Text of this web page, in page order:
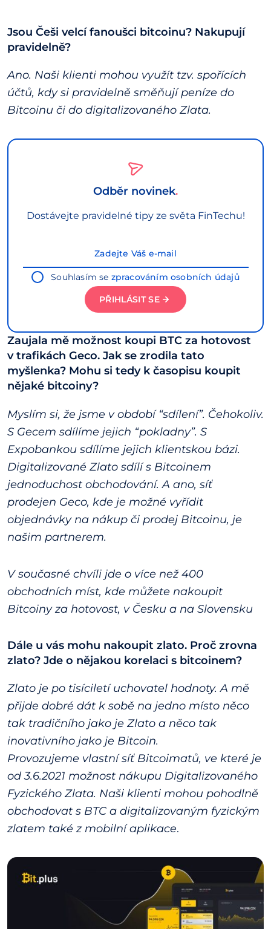
Jsou Češi velcí fanoušci bitcoinu? Nakupují
pravidelně?
Ano. Naši klienti mohou využít tzv. spořících
účtů, kdy si pravidelně směňují peníze do
Bitcoinu či do digitalizovaného Zlata.
Odběr novinek
Dostávejte pravidelné tipy ze světa FinTechu!
Souhlasím se zpracováním osobních údajů
PŘIHLÁSIT SE
Zaujala mě možnost koupi BTC za hotovost
v trafikách Geco. Jak se zrodila tato
myšlenka? Mohu si tedy k časopisu koupit
nějaké bitcoiny?
Myslím si, že jsme v období “sdílení”. Čehokoliv.
S Gecem sdílíme jejich “pokladny”. S
Expobankou sdílíme jejich klientskou bázi.
Digitalizované Zlato sdílí s Bitcoinem
jednoduchost obchodování. A ano, síť
prodejen Geco, kde je možné vyřídit
objednávky na nákup či prodej Bitcoinu, je
našim partnerem.
V současné chvíli jde o více než 400
obchodních míst, kde můžete nakoupit
Bitcoiny za hotovost, v Česku a na Slovensku
Dále u vás mohu nakoupit zlato. Proč zrovna
zlato? Jde o nějakou korelaci s bitcoinem?
Zlato je po tisíciletí uchovatel hodnoty. A mě
přijde dobré dát k sobě na jedno místo něco
tak tradičního jako je Zlato a něco tak
inovativního jako je Bitcoin.
Provozujeme vlastní síť Bitcoimatů, ve které je
od 3.6.2021 možnost nákupu Digitalizovaného
Fyzického Zlata. Naši klienti mohou pohodlně
obchodovat s BTC a digitalizovaným fyzickým
zlatem také z mobilní aplikace.